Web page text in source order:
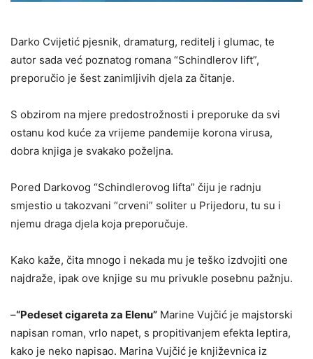
Darko Cvijetić pjesnik, dramaturg, reditelj i glumac, te
autor sada već poznatog romana “Schindlerov lift”,
preporučio je šest zanimljivih djela za čitanje.
S obzirom na mjere predostrožnosti i preporuke da svi
ostanu kod kuće za vrijeme pandemije korona virusa,
dobra knjiga je svakako poželjna.
Pored Darkovog “Schindlerovog lifta” čiju je radnju
smjestio u takozvani “crveni” soliter u Prijedoru, tu su i
njemu draga djela koja preporučuje.
Kako kaže, čita mnogo i nekada mu je teško izdvojiti one
najdraže, ipak ove knjige su mu privukle posebnu pažnju.
–“Pedeset cigareta za Elenu” Marine Vujčić je majstorski
napisan roman, vrlo napet, s propitivanjem efekta leptira,
kako je neko napisao. Marina Vujčić je književnica iz